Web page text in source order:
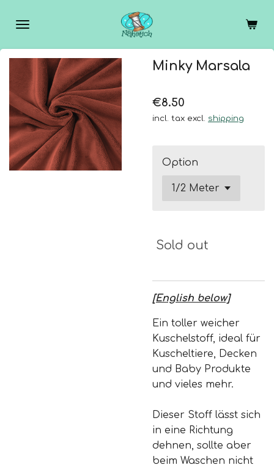
content
Minky Marsala
€8.50
incl. tax excl. shipping
Option
Sold out
[English below]
Ein toller weicher
Kuschelstoff, ideal für
Kuscheltiere, Decken
und Baby Produkte
und vieles mehr.
Dieser Stoff lässt sich
in eine Richtung
dehnen, sollte aber
beim Waschen nicht